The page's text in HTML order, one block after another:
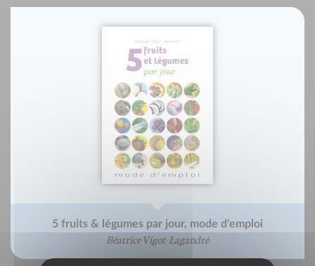
5 fruits & légumes par jour, mode d'emploi
Béatrice Vigot-Lagandré